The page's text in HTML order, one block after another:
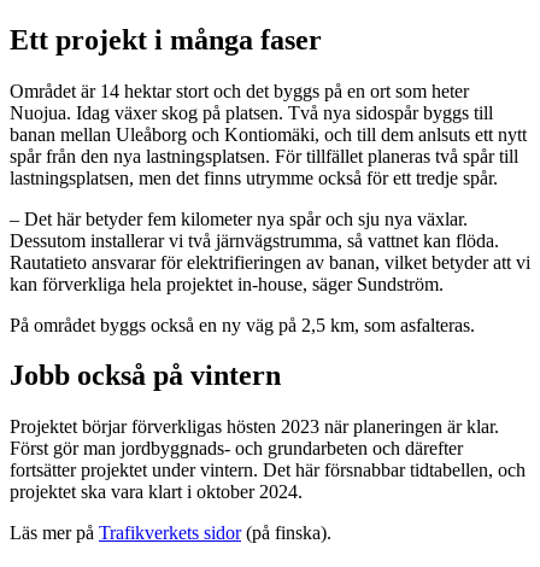
Ett projekt i många faser
Området är 14 hektar stort och det byggs på en ort som heter
Nuojua. Idag växer skog på platsen. Två nya sidospår byggs till
banan mellan Uleåborg och Kontiomäki, och till dem anlsuts ett nytt
spår från den nya lastningsplatsen. För tillfället planeras två spår till
lastningsplatsen, men det finns utrymme också för ett tredje spår.
– Det här betyder fem kilometer nya spår och sju nya växlar.
Dessutom installerar vi två järnvägstrumma, så vattnet kan flöda.
Rautatieto ansvarar för elektrifieringen av banan, vilket betyder att vi
kan förverkliga hela projektet in-house, säger Sundström.
På området byggs också en ny väg på 2,5 km, som asfalteras.
Jobb också på vintern
Projektet börjar förverkligas hösten 2023 när planeringen är klar.
Först gör man jordbyggnads- och grundarbeten och därefter
fortsätter projektet under vintern. Det här försnabbar tidtabellen, och
projektet ska vara klart i oktober 2024.
Läs mer på Trafikverkets sidor(på finska).